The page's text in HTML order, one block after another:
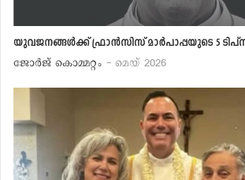
യുവജനങ്ങള്‍ക്ക് ഫ്രാന്‍സിസ് മാര്‍പാപ്പയുടെ 5
ജോര്‍ജ് കൊമ്മറ്റം - മെയ് 2026